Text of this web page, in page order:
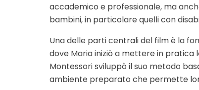
accademico e professionale, ma
bambini, in particolare quelli con
Una delle parti centrali del film è la
dove Maria iniziò a mettere in
Montessori sviluppò il suo metodo
ambiente preparato che permette